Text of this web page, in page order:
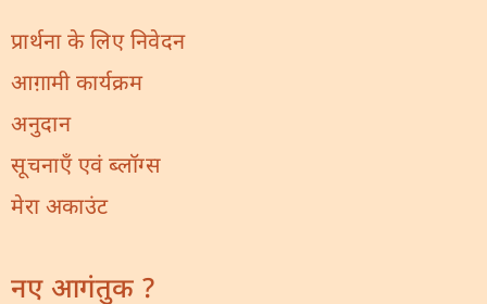
प्रार्थना के लिए निवेदन
आग़ामी कार्यक्रम
अनुदान
सूचनाएँ एवं ब्लॉग्स
मेरा अकाउंट
नए आगंतुक ?